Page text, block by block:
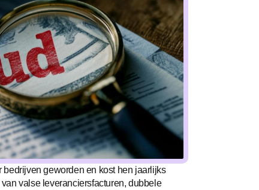
geworden en kost hen jaarlijks
valse leveranciersfacturen, dubbele